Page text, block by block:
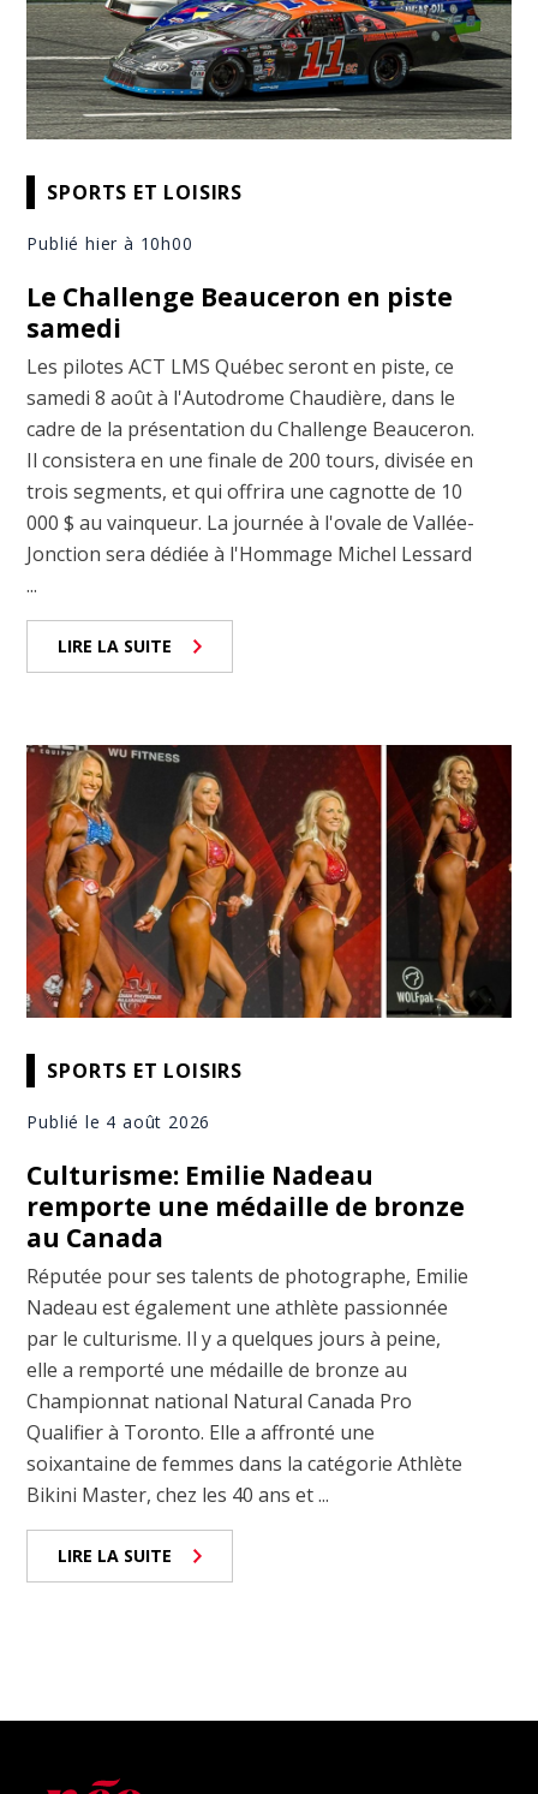
SPORTS ET LOISIRS
Publié hier à 10h00
Le Challenge Beauceron en piste
samedi
Les pilotes ACT LMS Québec seront en piste, ce
samedi 8 août à l'Autodrome Chaudière, dans le
cadre de la présentation du Challenge Beauceron.
Il consistera en une finale de 200 tours, divisée en
trois segments, et qui offrira une cagnotte de 10
000 $ au vainqueur. La journée à l'ovale de Vallée-
Jonction sera dédiée à l'Hommage Michel Lessard
...
LIRE LA SUITE
SPORTS ET LOISIRS
Publié le 4 août 2026
Culturisme: Emilie Nadeau
remporte une médaille de bronze
au Canada
Réputée pour ses talents de photographe, Emilie
Nadeau est également une athlète passionnée
par le culturisme. Il y a quelques jours à peine,
elle a remporté une médaille de bronze au
Championnat national Natural Canada Pro
Qualifier à Toronto. Elle a affronté une
soixantaine de femmes dans la catégorie Athlète
Bikini Master, chez les 40 ans et ...
LIRE LA SUITE